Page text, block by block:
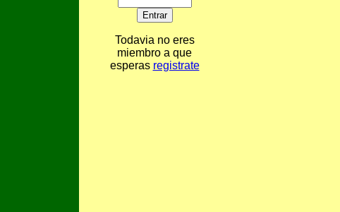
Todavia no eres
miembro a que
esperas registrate